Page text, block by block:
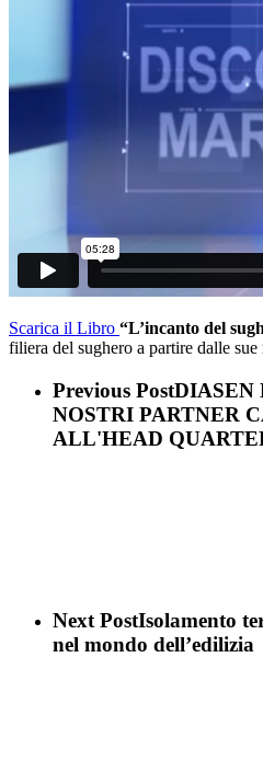
Scarica il Libro “L’incanto del
filiera del sughero a partire dalle
Previous PostDIASEN
NOSTRI PARTNER
ALL'HEAD
Next PostIsolamento
nel mondo dell’edilizia